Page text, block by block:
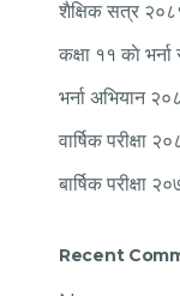
शैक्षिक सत्र २०८१
कक्षा ११ काे
भर्ना अभियान
वार्षिक परीक्षा
बार्षिक परीक्षा
Recent